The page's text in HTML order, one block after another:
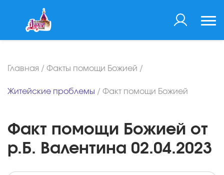
Главная / Факты помощи Божией /
Житейские проблемы / Факт помощи Божией
Факт помощи Божией от
р.Б. Валентина 02.04.2023